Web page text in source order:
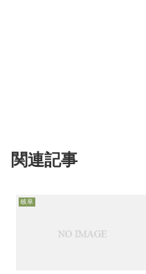
関連記事
岐阜